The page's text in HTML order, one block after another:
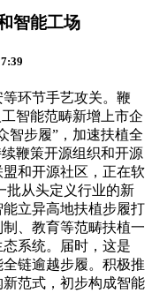
智能工场
环节手艺攻关。鞭
智能范畴新增上市企
智步履”，加速扶植全
鞭策开源组织和开源
和开源社区，正在软
批从头定义行业的新
立异高地扶植步履打
、教育等范畴扶植一
系统。届时，这是
链逾越步履。积极推
范式，初步构成智能